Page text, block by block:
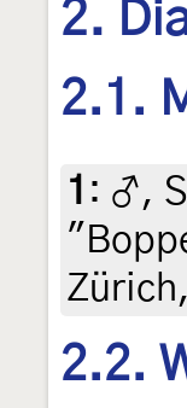
2.
2.1.
1 : ♂,
2.2.